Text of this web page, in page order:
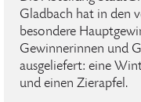
Gladbach hat in den
besondere
Gewinnerinnen und
ausgeliefert: eine
und einen Zierapfel.